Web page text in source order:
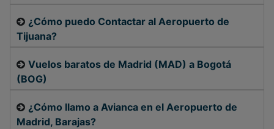
¿Cómo puedo Contactar al Aeropuerto de
Tijuana?
Vuelos baratos de Madrid (MAD) a Bogotá
(BOG)
¿Cómo llamo a Avianca en el Aeropuerto de
Madrid, Barajas?